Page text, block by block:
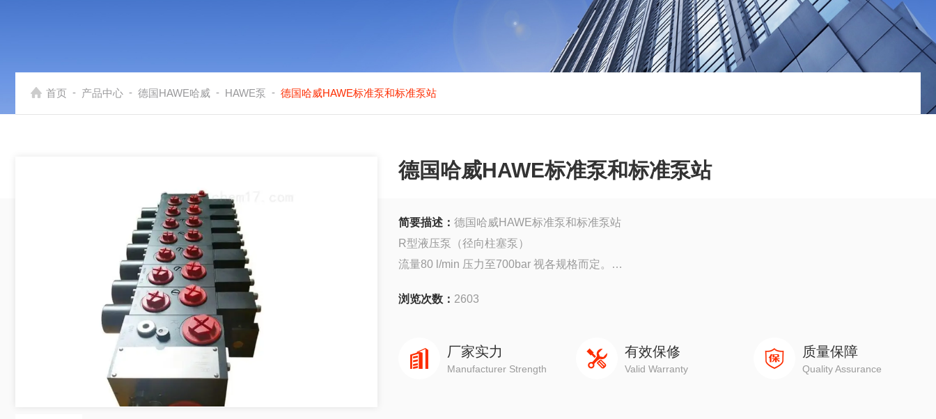
首页 - 产品中心 - 德国HAWE哈威 - HAWE泵 - 德国哈威HAWE标准泵和标准泵站
德国哈威HAWE标准泵和标准泵站
简要描述： 德国哈威HAWE标准泵和标准泵站
R型液压泵（径向柱塞泵）
流量80 l/min 压力至700bar 视各规格而定。
液压泵主要为液压系统的执行元件提供压力油液。Z大功率为30KW，视各规格而定。
浏览次数： 2603
厂家实力
Manufacturer Strength
有效保修
Valid Warranty
质量保障
Quality Assurance